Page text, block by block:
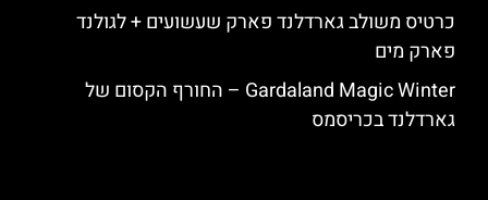
כרטיס משולב גארדלנד פארק שעשועים + לגולנד
פארק מים
Gardaland Magic Winter – החורף הקסום של
גארדלנד בכריסמס